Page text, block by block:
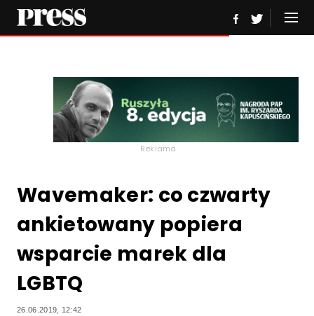
Reklama
Wavemaker: co czwarty
ankietowany popiera
wsparcie marek dla
LGBTQ
26.06.2019, 12:42